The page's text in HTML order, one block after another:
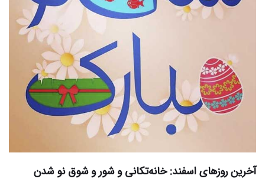
آخرین روزهای اسفند: خانه‌تکانی و شور و شوق نو شدن